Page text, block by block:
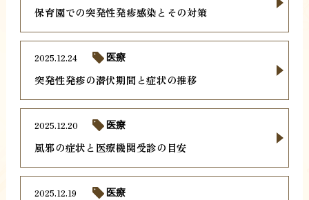
保育園での突発性発疹感染とその対策
突発性発疹の潜伏期間と症状の推移
2025.12.24 医療
風邪の症状と医療機関受診の目安
2025.12.20 医療
2025.12.19 医療